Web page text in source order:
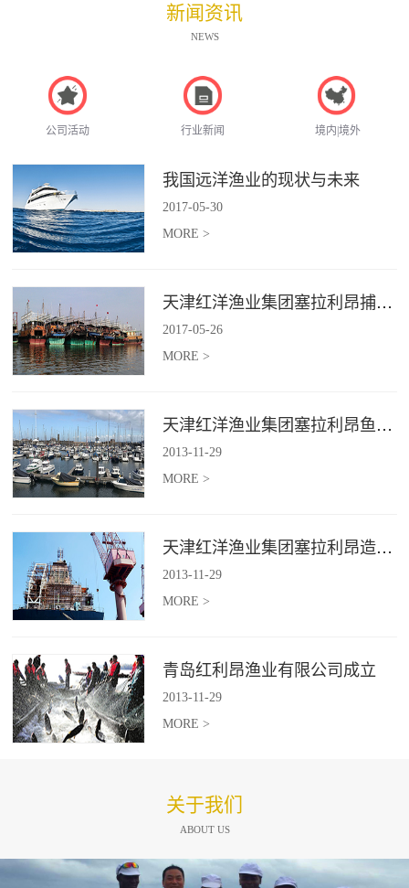
新闻资讯
NEWS
公司活动 行业新闻 境内|境外
我国远洋渔业的现状与未来
2017-05-30
MORE >
天津红洋渔业集团塞拉利昂捕捞项目
2017-05-26
MORE >
天津红洋渔业集团塞拉利昂鱼粉项目
2013-11-29
MORE >
天津红洋渔业集团塞拉利昂造船项目
2013-11-29
MORE >
青岛红利昂渔业有限公司成立
2013-11-29
MORE >
关于我们
ABOUT US